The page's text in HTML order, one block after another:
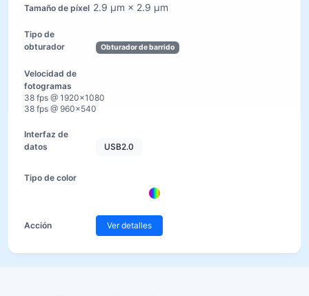
2.9 µm × 2.9 µm
Obturador de barrido
38 fps @ 1920×1080
38 fps @ 960×540
USB2.0
Ver detalles